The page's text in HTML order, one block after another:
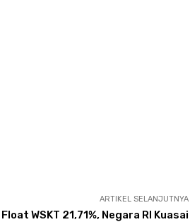
ARTIKEL SELANJUTNYA
WSKT 21,71%, Negara RI Kuasai